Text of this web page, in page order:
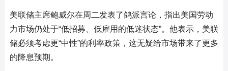
美联储主席鲍威尔在周二发表了鸽派言论，指出美国劳动
力市场仍处于“低招募、低雇用的低迷状态”。他表示，美联
储必须考虑更“中性”的利率政策，这无疑给市场带来了更多
的降息预期。